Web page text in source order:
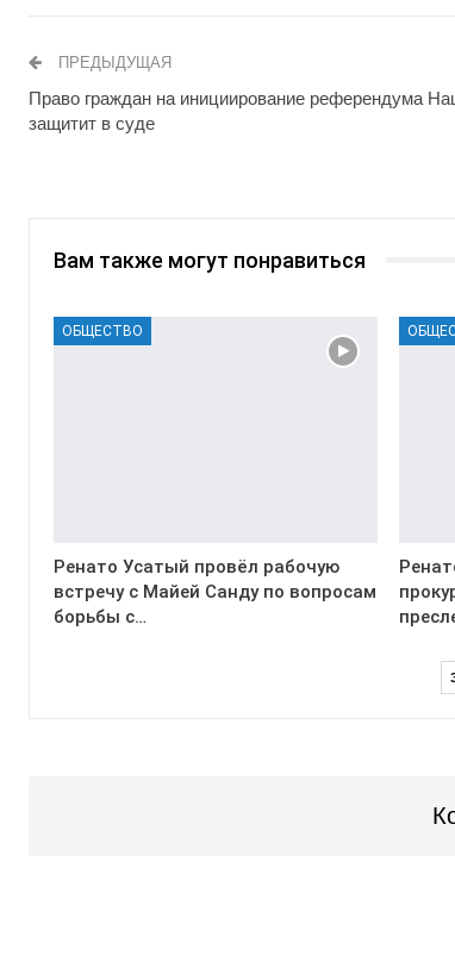
ПРЕДЫДУЩАЯ
Право граждан на инициирование референдума
защитит в суде
Вам также могут понравиться
ОБЩЕСТВО
Ренато Усатый провёл рабочую
встречу с Майей Санду по вопросам
борьбы с…